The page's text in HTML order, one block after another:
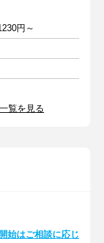
円～
覧を見る
始はご相談に応じ